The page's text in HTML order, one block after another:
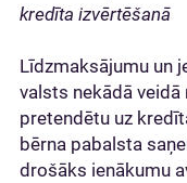
kredīta izvērtēšanā
Līdzmaksājumu un
valsts nekādā
pretendētu uz
bērna pabalsta
drošāks ienākumu